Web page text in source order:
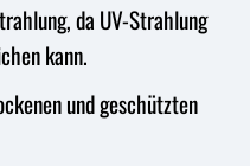
da UV-Strahlung
kann.
und geschützten